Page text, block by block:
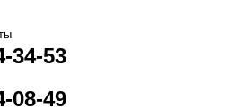
34-53
08-49